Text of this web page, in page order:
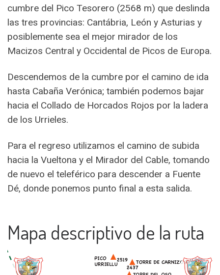
cumbre del Pico Tesorero (2568 m) que deslinda
las tres provincias: Cantábria, León y Asturias y
posiblemente sea el mejor mirador de los
Macizos Central y Occidental de Picos de Europa.
Descendemos de la cumbre por el camino de ida
hasta Cabaña Verónica; también podemos bajar
hacia el Collado de Horcados Rojos por la ladera
de los Urrieles.
Para el regreso utilizamos el camino de subida
hacia la Vueltona y el Mirador del Cable, tomando
de nuevo el teleférico para descender a Fuente
Dé, donde ponemos punto final a esta salida.
Mapa descriptivo de la ruta